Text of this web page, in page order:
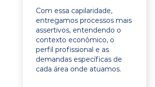
Com essa capilaridade,
entregamos processos mais
assertivos, entendendo o
contexto econômico, o
perfil profissional e as
demandas específicas de
cada área onde atuamos.